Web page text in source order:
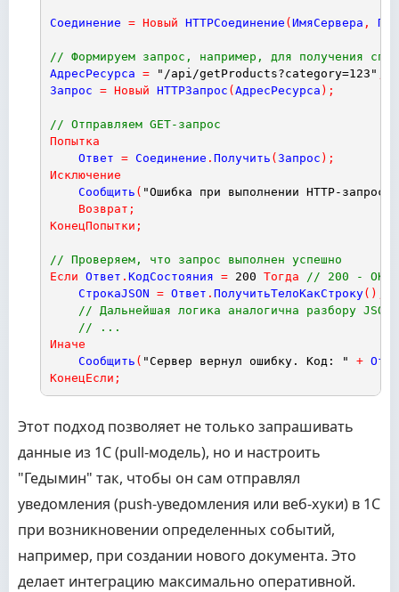
Соединение = Новый HTTPСоединение ( ИмяСервера ,
// Формируем запрос, например, для получения
АдресРесурса = "/api/getProducts?category=123"
Запрос = Новый HTTPЗапрос ( АдресРесурса ) ;
// Отправляем GET-запрос
Попытка
Ответ = Соединение . Получить ( Запрос ) ;
Исключение
Сообщить ( "Ошибка при выполнении HTTP-
Возврат ;
КонецПопытки ;
// Проверяем, что запрос выполнен успешно
Если Ответ . КодСостояния = 200 Тогда
// 200 - OK
СтрокаJSON = Ответ . ПолучитьТелоКакСтроку( )
// Дальнейшая логика аналогична разбору
// ...
Иначе
Сообщить ( "Сервер вернул ошибку. Код: " +
КонецЕсли ;
Этот подход позволяет не только запрашивать
данные из 1С (pull-модель), но и настроить
"Гедымин" так, чтобы он сам отправлял
уведомления (push-уведомления или веб-хуки) в 1С
при возникновении определенных событий,
например, при создании нового документа. Это
делает интеграцию максимально оперативной.